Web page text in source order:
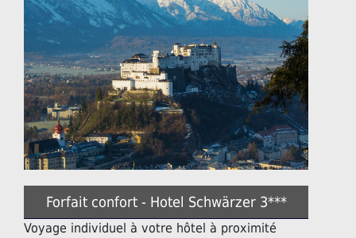
Forfait confort - Hotel Schwärzer 3***
Voyage individuel à votre hôtel à proximité